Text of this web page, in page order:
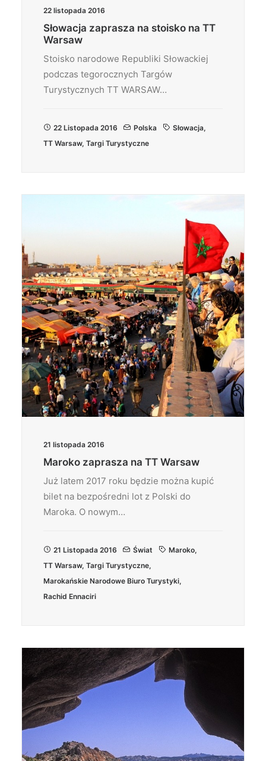
22 listopada 2016
Słowacja zaprasza na stoisko na TT
Warsaw
Stoisko narodowe Republiki Słowackiej
podczas tegorocznych Targów
Turystycznych TT WARSAW…
22 Listopada 2016 Polska Słowacja,
TT Warsaw, Targi Turystyczne
21 listopada 2016
Maroko zaprasza na TT Warsaw
Już latem 2017 roku będzie można kupić
bilet na bezpośredni lot z Polski do
Maroka. O nowym…
21 Listopada 2016 Świat Maroko,
TT Warsaw, Targi Turystyczne,
Marokańskie Narodowe Biuro Turystyki,
Rachid Ennaciri